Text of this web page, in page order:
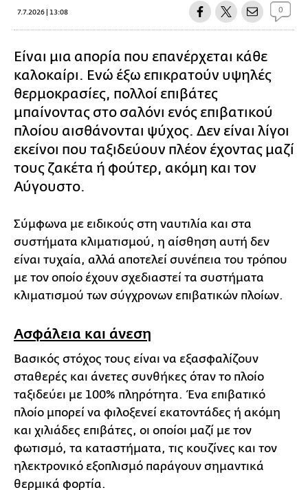
7.7.2026 | 13:08 0
Είναι μια απορία που επανέρχεται κάθε
καλοκαίρι. Ενώ έξω επικρατούν υψηλές
θερμοκρασίες, πολλοί επιβάτες
μπαίνοντας στο σαλόνι ενός επιβατικού
πλοίου αισθάνονται ψύχος. Δεν είναι λίγοι
εκείνοι που ταξιδεύουν πλέον έχοντας μαζί
τους ζακέτα ή φούτερ, ακόμη και τον
Αύγουστο.
Σύμφωνα με ειδικούς στη ναυτιλία και στα
συστήματα κλιματισμού, η αίσθηση αυτή δεν
είναι τυχαία, αλλά αποτελεί συνέπεια του τρόπου
με τον οποίο έχουν σχεδιαστεί τα συστήματα
κλιματισμού των σύγχρονων επιβατικών πλοίων.
Ασφάλεια και άνεση
Βασικός στόχος τους είναι να εξασφαλίζουν
σταθερές και άνετες συνθήκες όταν το πλοίο
ταξιδεύει με 100% πληρότητα. Ένα επιβατικό
πλοίο μπορεί να φιλοξενεί εκατοντάδες ή ακόμη
και χιλιάδες επιβάτες, οι οποίοι μαζί με τον
φωτισμό, τα καταστήματα, τις κουζίνες και τον
ηλεκτρονικό εξοπλισμό παράγουν σημαντικά
θερμικά φορτία.